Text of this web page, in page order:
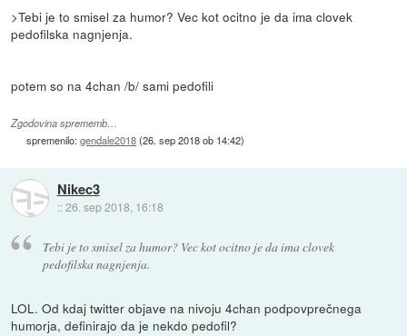
>Tebi je to smisel za humor? Vec kot ocitno je da ima clovek
pedofilska nagnjenja.
potem so na 4chan /b/ sami pedofili
Zgodovina sprememb…
spremenilo:gendale2018(26. sep 2018 ob 14:42)
Nikec3
::26. sep 2018, 16:18
Tebi je to smisel za humor? Vec kot ocitno je da ima clovek
pedofilska nagnjenja.
LOL. Od kdaj twitter objave na nivoju 4chan podpovprečnega
humorja, definirajo da je nekdo pedofil?